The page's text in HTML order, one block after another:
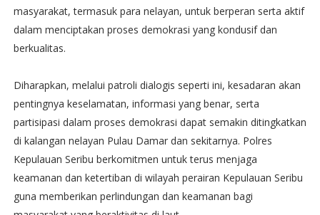
masyarakat, termasuk para nelayan, untuk berperan serta aktif
dalam menciptakan proses demokrasi yang kondusif dan
berkualitas.
Diharapkan, melalui patroli dialogis seperti ini, kesadaran akan
pentingnya keselamatan, informasi yang benar, serta
partisipasi dalam proses demokrasi dapat semakin ditingkatkan
di kalangan nelayan Pulau Damar dan sekitarnya. Polres
Kepulauan Seribu berkomitmen untuk terus menjaga
keamanan dan ketertiban di wilayah perairan Kepulauan Seribu
guna memberikan perlindungan dan keamanan bagi